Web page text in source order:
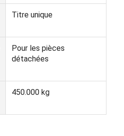
Titre unique
Pour les pièces
détachées
450.000 kg